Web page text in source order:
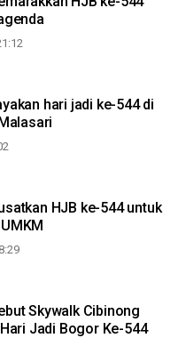
hari jadi ke-544 di
HJB ke-544 untuk
Jadi Bogor Ke-544